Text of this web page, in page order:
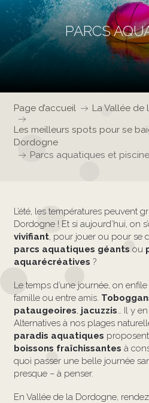
PARCS
Page d’accueil La Vallée de
Les meilleurs spots pour se
Dordogne
Parcs aquatiques et
L’été, les températures peuvent
Dordogne ! Et si aujourd’hui, on
vivifiant, pour jouer ou pour se
parcs aquatiques géants ou
aquarécréatives ?
Le temps d’une journée, on
famille ou entre amis.
pataugeoires, jacuzzis… Il y
Alternatives à nos plages
paradis aquatiques proposent
boissons fraîchissantes à
quoi passer une belle journée
presque – à penser.
En Vallée de la Dordogne,